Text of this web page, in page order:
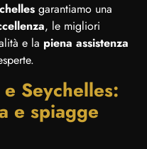
garantiamo una
, le migliori
e la piena assistenza
Seychelles:
e spiagge